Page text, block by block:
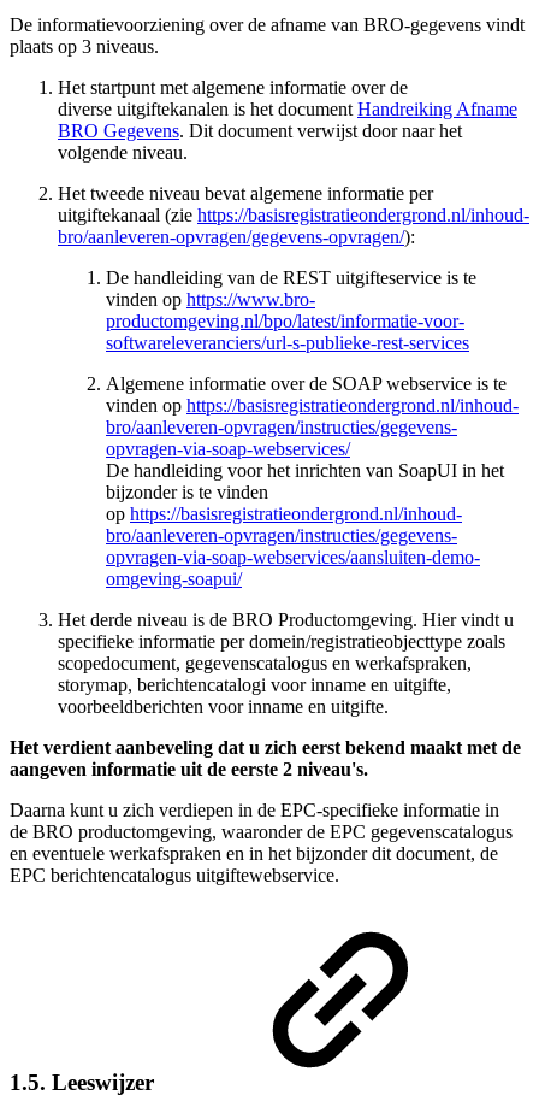
De informatievoorziening over de afname van BRO-gegevens vindt
plaats op 3 niveaus.
Het startpunt met algemene informatie over de
diverse uitgiftekanalen is het document Handreiking Afname
BRO Gegevens. Dit document verwijst door naar het
volgende niveau.
Het tweede niveau bevat algemene informatie per
uitgiftekanaal (zie https://basisregistratieondergrond.nl/inhoud-
bro/aanleveren-opvragen/gegevens-opvragen/):
De handleiding van de REST uitgifteservice is te
vinden op https://www.bro-
productomgeving.nl/bpo/latest/informatie-voor-
softwareleveranciers/url-s-publieke-rest-services
Algemene informatie over de SOAP webservice is te
vinden op https://basisregistratieondergrond.nl/inhoud-
bro/aanleveren-opvragen/instructies/gegevens-
opvragen-via-soap-webservices/
De handleiding voor het inrichten van SoapUI in het
bijzonder is te vinden
op https://basisregistratieondergrond.nl/inhoud-
bro/aanleveren-opvragen/instructies/gegevens-
opvragen-via-soap-webservices/aansluiten-demo-
omgeving-soapui/
Het derde niveau is de BRO Productomgeving. Hier vindt u
specifieke informatie per domein/registratieobjecttype zoals
scopedocument, gegevenscatalogus en werkafspraken,
storymap, berichtencatalogi voor inname en uitgifte,
voorbeeldberichten voor inname en uitgifte.
Het verdient aanbeveling dat u zich eerst bekend maakt met de
aangeven informatie uit de eerste 2 niveau's.
Daarna kunt u zich verdiepen in de EPC-specifieke informatie in
de BRO productomgeving, waaronder de EPC gegevenscatalogus
en eventuele werkafspraken en in het bijzonder dit document, de
EPC berichtencatalogus uitgiftewebservice.
1.5. Leeswijzer